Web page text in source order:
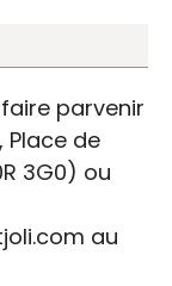
parvenir
Place de
3G0) ou
au